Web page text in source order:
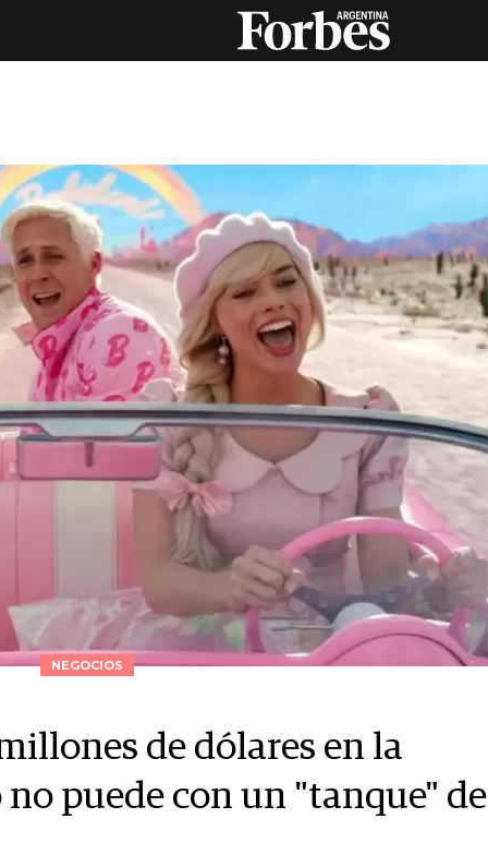
NEGOCIOS
de dólares en la
puede con un "tanque" de